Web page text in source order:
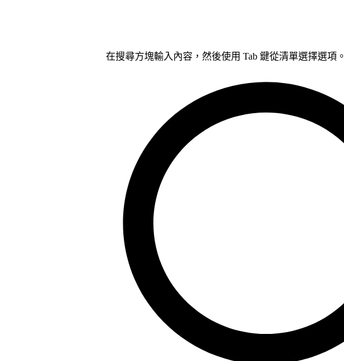
在搜尋方塊輸入內容，然後使用 Tab 鍵從清單選擇選項。